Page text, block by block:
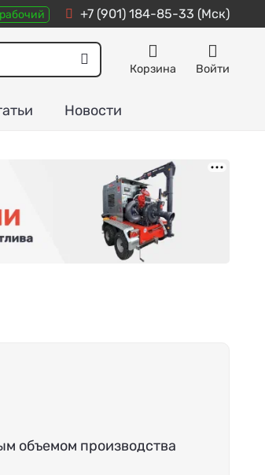
+7 (901) 184-85-33 (Мск)
Корзина Войти
Новости
объемом производства